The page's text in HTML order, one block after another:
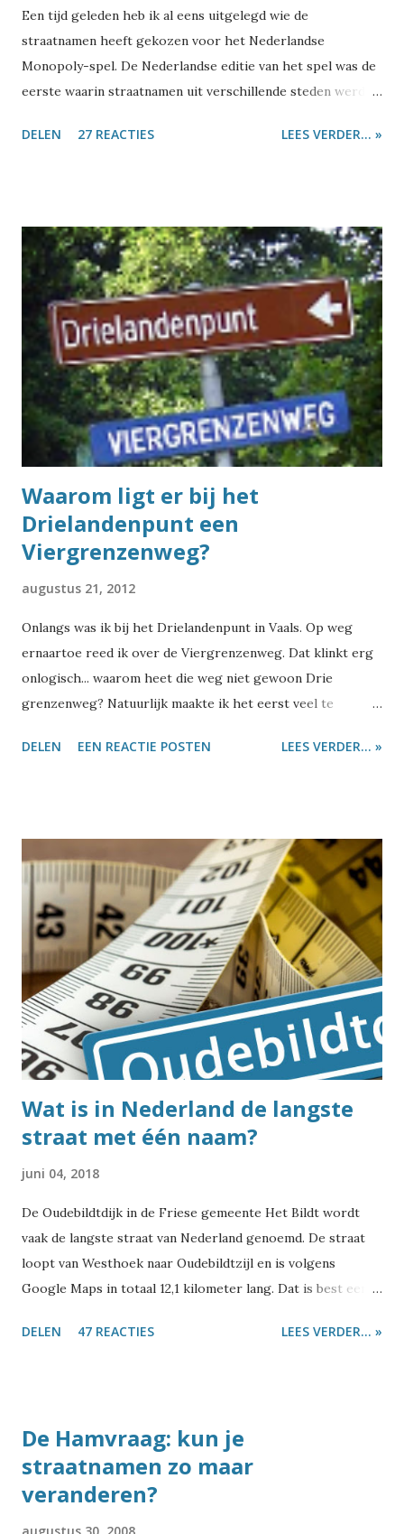
Een tijd geleden heb ik al eens uitgelegd wie de
straatnamen heeft gekozen voor het Nederlandse
Monopoly-spel. De Nederlandse editie van het spel was de
eerste waarin straatnamen uit verschillende steden werden
te vinden die al die straatnamen heeft? Dan zouden ze daar
hoe bijzonder die straatnamen uit het Monopoly-spel
eigenlijk zijn. In de top-10 met straatnamen die in het
Nederland het meest voorkomen, staat één straat uit
Monopoly: de Dorpsstraat . Die komt in Nederland 315 keer
voor, van Aalsmeer tot Zwolle. De Brink komt 67 keer voor,
van Almelo tot Zuidwolde. Op 43 plaatsen ligt een
Steenstraat , van Alphen aan den Rijn tot in Zwolle. Dan
komen we bij een bijzonder geval: de Houtstraat komt 32
keer voor in Nederland (van Almere tot Wolvega), maar
vreemd...
DELEN 27 REACTIES LEES VERDER... »
Waarom ligt er bij het
Drielandenpunt een
Viergrenzenweg?
augustus 21, 2012
Onlangs was ik bij het Drielandenpunt in Vaals. Op weg
ernaartoe reed ik over de Viergrenzenweg. Dat klinkt erg
onlogisch... waarom heet die weg niet gewoon Drie
grenzenweg? Natuurlijk maakte ik het eerst veel te
school. Er staan vier bomen langs de weg en een man wil
vier bomen staan, heb je immers ook vier slingers nodig.
Maar zo zit het dus niet. En als je drie landen hebt, zitten
daar ook zeker geen vier grenzen tussen. Maar hoe komt
de Viergrenzenweg dan aan zijn naam? Dat is heel
eenvoudig: ons Drielandenpunten was ooit een
Vierlandenpunt. Behalve Nederland, België en Duitsland
kwam ook Neutraal Moresnet nog op dit punt uit. Neutraal
Moresnet? Na de val van Napoleon werden in 1815 tijdens
het Congres van Wenen nieuwe afspraken gemaakt over de
lan...
DELEN EEN REACTIE POSTEN LEES VERDER... »
Wat is in Nederland de langste
straat met één naam?
juni 04, 2018
De Oudebildtdijk in de Friese gemeente Het Bildt wordt
vaak de langste straat van Nederland genoemd. De straat
loopt van Westhoek naar Oudebildtzijl en is volgens
Google Maps in totaal 12,1 kilometer lang. Dat is best een
straat van Nederland? En meer specifiek: de langste straat
straatnamen tegen. Ik zag dat ergens iemand de Voorstraat
in Dordrecht noemde, maar die is 'slechts' 1.200 meter en
daarmee met afstand niet de langste. De Laan van
DELEN 47 REACTIES LEES VERDER... »
De Hamvraag: kun je
straatnamen zo maar
veranderen?